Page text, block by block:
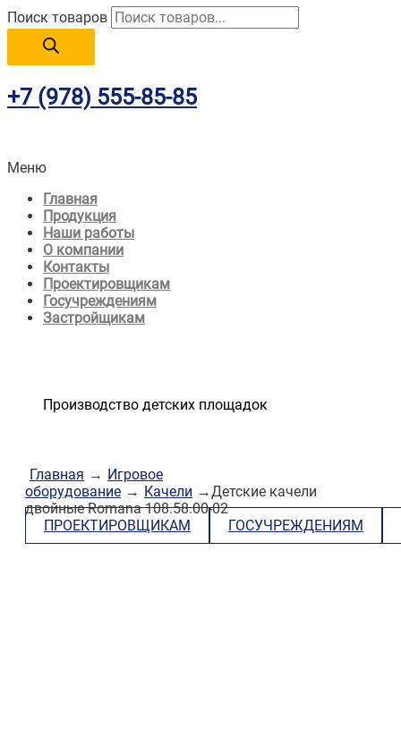
Поиск товаров
+7 (978) 555-85-85
Меню
Главная
Продукция
Наши работы
О компании
Контакты
Проектировщикам
Госучреждениям
Застройщикам
Производство детских площадок
Главная → Игровое
оборудование → Качели →Детские качели
двойные Romana 108.58.00-02
ПРОЕКТИРОВЩИКАМ
ГОСУЧРЕЖДЕНИЯМ